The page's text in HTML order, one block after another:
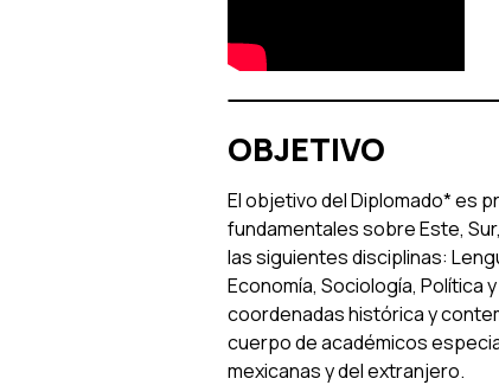
OBJETIVO
El objetivo del Diplomado* es
fundamentales sobre Este,
las siguientes disciplinas:
Economía, Sociología, Política
coordenadas histórica y
cuerpo de académicos
mexicanas y del extranjero.